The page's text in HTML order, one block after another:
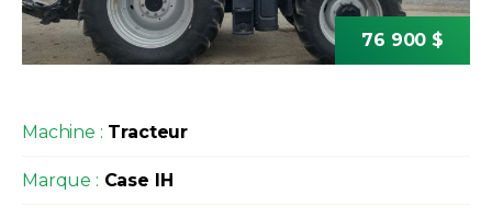
76 900 $
Machine : Tracteur
Marque : Case IH